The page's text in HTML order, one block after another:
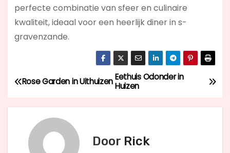
perfecte combinatie van sfeer en culinaire
kwaliteit, ideaal voor een heerlijk diner in s-
gravenzande.
B
e
Eethuis Odonder in
Huizen
Rose Garden in Uithuizen
Door Rick